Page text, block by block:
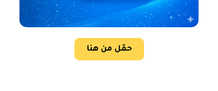
حمّل من هنا